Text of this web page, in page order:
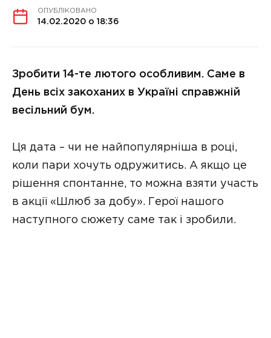
ОПУБЛІКОВАНО
14.02.2020 о 18:36
Зробити 14-те лютого особливим. Саме в
День всіх закоханих в Україні справжній
весільний бум.
Ця дата – чи не найпопулярніша в році,
коли пари хочуть одружитись. А якщо це
рішення спонтанне, то можна взяти участь
в акції «Шлюб за добу». Герої нашого
наступного сюжету саме так і зробили.